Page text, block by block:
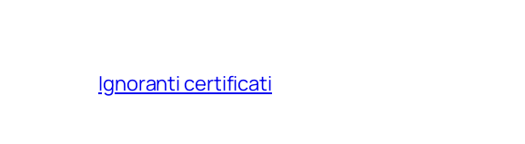
Ignoranti certificati